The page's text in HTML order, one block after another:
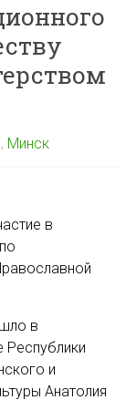
, Минск
в
в
и
Анатолия